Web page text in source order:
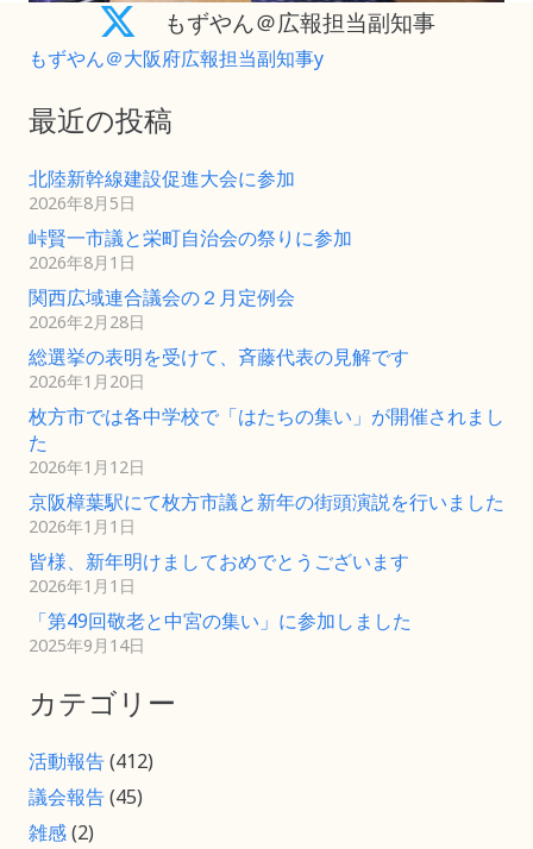
もずやん＠広報担当副知事
もずやん＠大阪府広報担当副知事y
最近の投稿
北陸新幹線建設促進大会に参加
2026年8月5日
峠賢一市議と栄町自治会の祭りに参加
2026年8月1日
関西広域連合議会の２月定例会
2026年2月28日
総選挙の表明を受けて、斉藤代表の見解です
2026年1月20日
枚方市では各中学校で「はたちの集い」が開催されまし
た
2026年1月12日
京阪樟葉駅にて枚方市議と新年の街頭演説を行いました
2026年1月1日
皆様、新年明けましておめでとうございます
2026年1月1日
「第49回敬老と中宮の集い」に参加しました
2025年9月14日
カテゴリー
活動報告(412)
議会報告(45)
雑感(2)